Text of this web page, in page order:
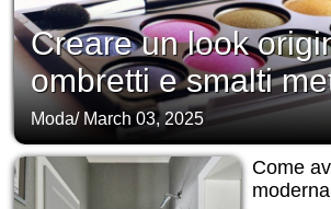
Creare un look
ombretti e smalti
Moda/ March 03, 2025
Come